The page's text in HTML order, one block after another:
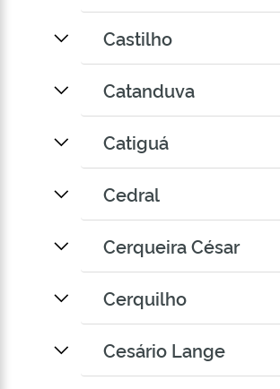
Castilho
Catanduva
Catiguá
Cedral
Cerqueira César
Cerquilho
Cesário Lange